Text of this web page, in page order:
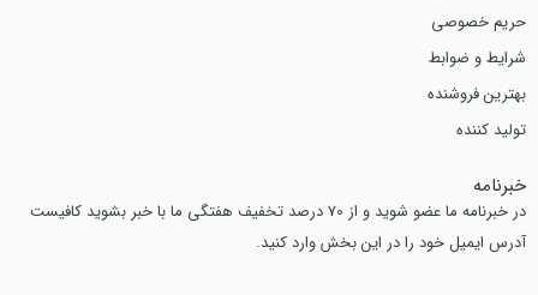
حریم خصوصی
شرایط و ضوابط
بهترین فروشنده
تولید کننده
خبرنامه
در خبرنامه ما عضو شوید و از 70 درصد تخفیف هفتگی ما با خبر بشوید کافیست
آدرس ایمیل خود را در این بخش وارد کنید.